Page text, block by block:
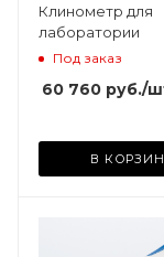
Клинометр для
лаборатории
Под заказ
60 760 руб./
В